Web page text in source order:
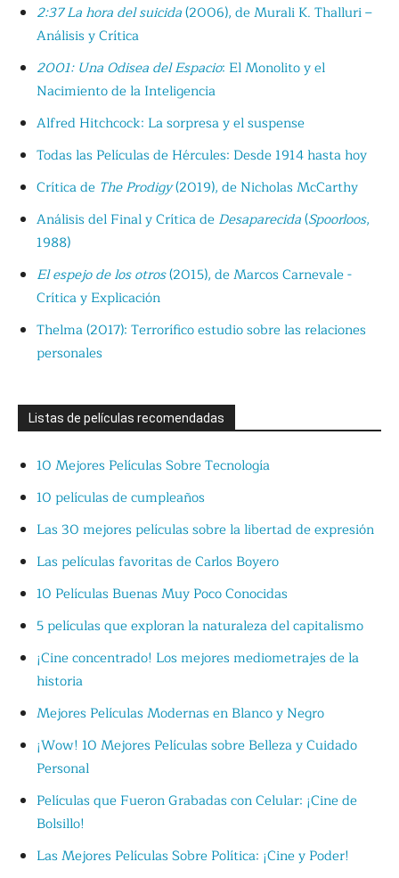
2:37 La hora del suicida(2006), de Murali K. Thalluri –
Análisis y Crítica
2001: Una Odisea del Espacio: El Monolito y el
Nacimiento de la Inteligencia
Alfred Hitchcock: La sorpresa y el suspense
Todas las Películas de Hércules: Desde 1914 hasta hoy
Crítica de The Prodigy(2019), de Nicholas McCarthy
Análisis del Final y Crítica de Desaparecida(Spoorloos,
1988)
El espejo de los otros(2015), de Marcos Carnevale -
Crítica y Explicación
Thelma (2017): Terrorífico estudio sobre las relaciones
personales
Listas de películas recomendadas
10 Mejores Películas Sobre Tecnología
10 películas de cumpleaños
Las 30 mejores películas sobre la libertad de expresión
Las películas favoritas de Carlos Boyero
10 Películas Buenas Muy Poco Conocidas
5 películas que exploran la naturaleza del capitalismo
¡Cine concentrado! Los mejores mediometrajes de la
historia
Mejores Películas Modernas en Blanco y Negro
¡Wow! 10 Mejores Películas sobre Belleza y Cuidado
Personal
Películas que Fueron Grabadas con Celular: ¡Cine de
Bolsillo!
Las Mejores Películas Sobre Política: ¡Cine y Poder!